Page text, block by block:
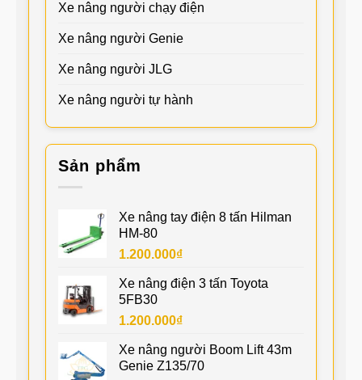
Xe nâng người chạy điện
Xe nâng người Genie
Xe nâng người JLG
Xe nâng người tự hành
Sản phẩm
Xe nâng tay điện 8 tấn Hilman
HM-80
1.200.000₫
Xe nâng điện 3 tấn Toyota
5FB30
1.200.000₫
Xe nâng người Boom Lift 43m
Genie Z135/70